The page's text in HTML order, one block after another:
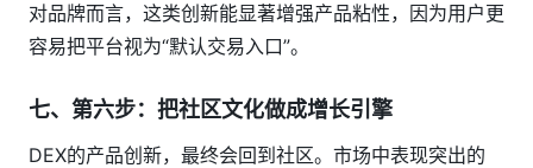
对品牌而言，这类创新能显著增强产品粘性，因为用户更
容易把平台视为“默认交易入口”。
七、第六步：把社区文化做成增长引擎
DEX的产品创新，最终会回到社区。市场中表现突出的